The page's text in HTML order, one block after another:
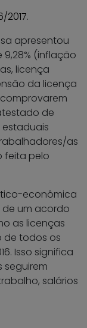
2017.
apresentou
(inflação
licença
da licença
de
as
feita pelo
econômica
de um acordo
as licenças
de todos os
Isso significa
salários